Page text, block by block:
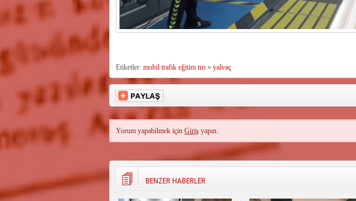
Etiketler: mobil trafik eğitim tırı» yalvaç
Yorum yapabilmek içinGiriş yapın.
BENZER HABERLER